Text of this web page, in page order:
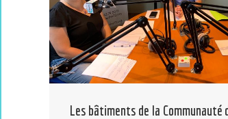
Les bâtiments de la Communauté